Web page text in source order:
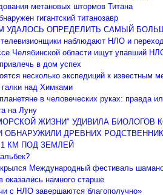
метановых штормов Титана
гигантский титанозавр
УДАЛОСЬ ОПРЕДЕЛИТЬ САМЫЙ
наблюдают НЛО и
Челябинской области ищут упавший
в дом успех
несколько экспедиций к известным
над Химками
в человеческих руках: правда
на Луну
МОРСКОЙ ЖИЗНИ" УДИВИЛА
ОБНАРУЖИЛИ ДРЕВНИХ
КМ ПОД ЗЕМЛЕЙ
Международный фестиваль
намного старше
с НЛО завершаются благополучно»